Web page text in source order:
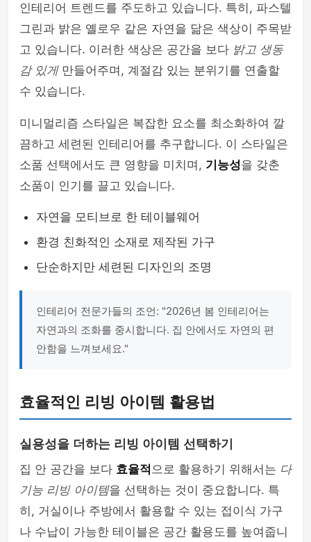
인테리어 트렌드를 주도하고 있습니다. 특히, 파스텔
그린과 밝은 옐로우 같은 자연을 닮은 색상이 주목받
고 있습니다. 이러한 색상은 공간을 보다 밝고 생동
감 있게만들어주며, 계절감 있는 분위기를 연출할
수 있습니다.
미니멀리즘 스타일은 복잡한 요소를 최소화하여 깔
끔하고 세련된 인테리어를 추구합니다. 이 스타일은
소품 선택에서도 큰 영향을 미치며, 기능성을 갖춘
소품이 인기를 끌고 있습니다.
자연을 모티브로 한 테이블웨어
환경 친화적인 소재로 제작된 가구
단순하지만 세련된 디자인의 조명
인테리어 전문가들의 조언: "2026년 봄 인테리어는
자연과의 조화를 중시합니다. 집 안에서도 자연의 편
안함을 느껴보세요."
효율적인 리빙 아이템 활용법
실용성을 더하는 리빙 아이템 선택하기
집 안 공간을 보다 효율적으로 활용하기 위해서는 다
기능 리빙 아이템을 선택하는 것이 중요합니다. 특
히, 거실이나 주방에서 활용할 수 있는 접이식 가구
나 수납이 가능한 테이블은 공간 활용도를 높여줍니